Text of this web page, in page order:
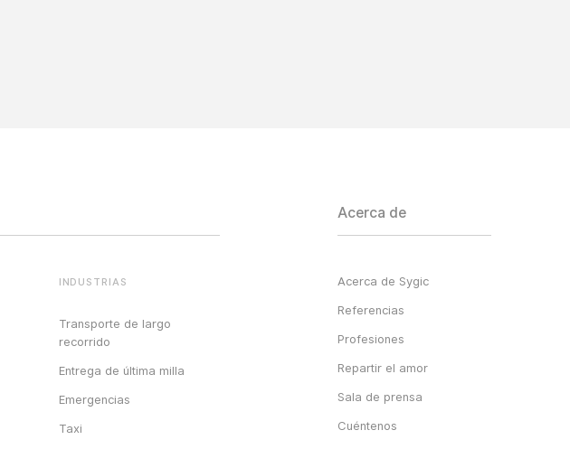
INDUSTRIAS
Transporte de largo
recorrido
Entrega de última milla
Emergencias
Taxi
Acerca de
Acerca de Sygic
Referencias
Profesiones
Repartir el amor
Sala de prensa
Cuéntenos